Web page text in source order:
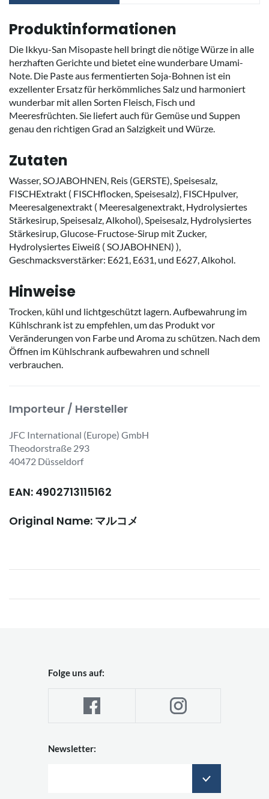
Produktinformationen
Die Ikkyu-San Misopaste hell bringt die nötige Würze in alle
herzhaften Gerichte und bietet eine wunderbare Umami-
Note. Die Paste aus fermentierten Soja-Bohnen ist ein
exzellenter Ersatz für herkömmliches Salz und harmoniert
wunderbar mit allen Sorten Fleisch, Fisch und
Meeresfrüchten. Sie liefert auch für Gemüse und Suppen
genau den richtigen Grad an Salzigkeit und Würze.
Zutaten
Wasser, SOJABOHNEN, Reis (GERSTE), Speisesalz,
FISCHExtrakt ( FISCHflocken, Speisesalz), FISCHpulver,
Meeresalgenextrakt ( Meeresalgenextrakt, Hydrolysiertes
Stärkesirup, Speisesalz, Alkohol), Speisesalz, Hydrolysiertes
Stärkesirup, Glucose-Fructose-Sirup mit Zucker,
Hydrolysiertes Eiweiß ( SOJABOHNEN) ),
Geschmacksverstärker: E621, E631, und E627, Alkohol.
Hinweise
Trocken, kühl und lichtgeschützt lagern. Aufbewahrung im
Kühlschrank ist zu empfehlen, um das Produkt vor
Veränderungen von Farbe und Aroma zu schützen. Nach dem
Öffnen im Kühlschrank aufbewahren und schnell
verbrauchen.
Importeur / Hersteller
JFC International (Europe) GmbH
Theodorstraße 293
40472 Düsseldorf
EAN: 4902713115162
Original Name: マルコメ
Folge uns auf:
Newsletter: